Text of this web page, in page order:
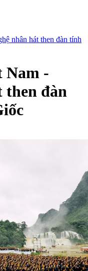
nhân hát then đàn tính
Nam -
then đàn